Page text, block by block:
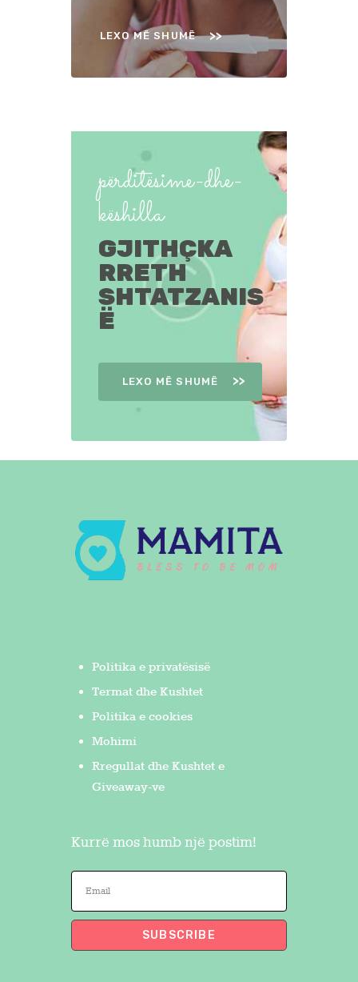
LEXO MË SHUMË
përditësime-dhe-
këshilla
GJITHÇKA
RRETH
SHTATZANIS
Ë
LEXO MË SHUMË
Politika e privatësisë
Termat dhe Kushtet
Politika e cookies
Mohimi
Rregullat dhe Kushtet e
Giveaway-ve
Kurrë mos humb një postim!